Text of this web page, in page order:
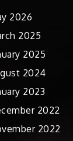
2026
2025
2025
2024
2023
2022
2022